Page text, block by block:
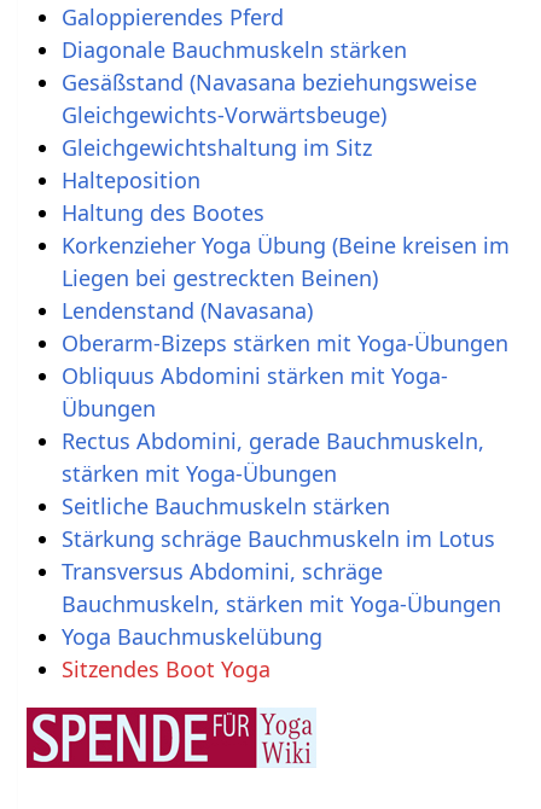
Galoppierendes Pferd
Diagonale Bauchmuskeln stärken
Gesäßstand (Navasana beziehungsweise
Gleichgewichts-Vorwärtsbeuge)
Gleichgewichtshaltung im Sitz
Halteposition
Haltung des Bootes
Korkenzieher Yoga Übung (Beine kreisen im
Liegen bei gestreckten Beinen)
Lendenstand (Navasana)
Oberarm-Bizeps stärken mit Yoga-Übungen
Obliquus Abdomini stärken mit Yoga-
Übungen
Rectus Abdomini, gerade Bauchmuskeln,
stärken mit Yoga-Übungen
Seitliche Bauchmuskeln stärken
Stärkung schräge Bauchmuskeln im Lotus
Transversus Abdomini, schräge
Bauchmuskeln, stärken mit Yoga-Übungen
Yoga Bauchmuskelübung
Sitzendes Boot Yoga